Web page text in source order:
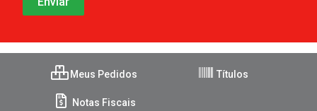
Meus Pedidos Títulos
Notas Fiscais